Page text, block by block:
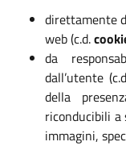
direttamente
web (c.d.
da
dall’utente
della
riconducibili a
immagini,